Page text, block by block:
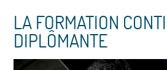
LA FORMATION
DIPLÔMANTE